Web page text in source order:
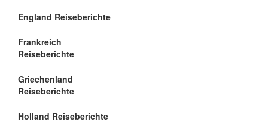
England Reiseberichte
Frankreich
Reiseberichte
Griechenland
Reiseberichte
Holland Reiseberichte